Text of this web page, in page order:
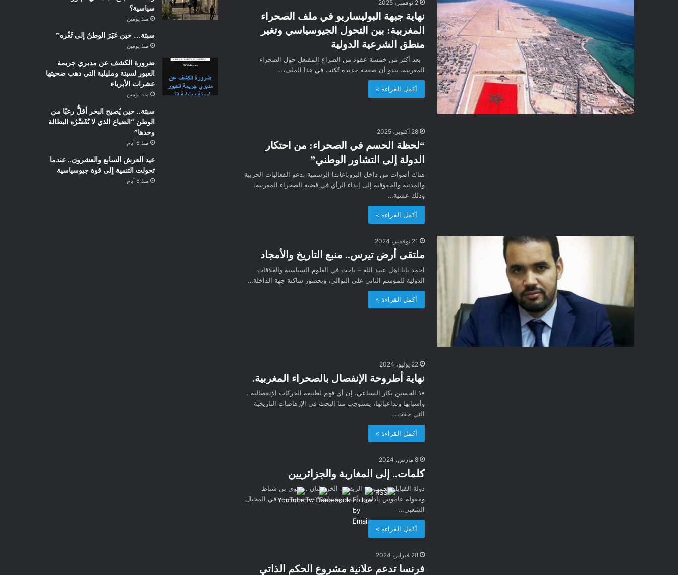
2 نوفمبر، 2025
نهاية جبهة البوليساريو في ملف الصحراء
المغربية: بين التحول الجيوسياسي وتغير
منطق الشرعية الدولية
بعد أكثر من خمسة عقود من الصراع المفتعل حول الصحراء
المغربية، يبدو أن صفحة جديدة تُكتب في هذا الملف،…
أكمل القراءة »
28 أكتوبر، 2025
“لحظة الحسم في الصحراء: من احتكار
الدولة إلى التشاور الوطني”
هناك أصوات من داخل البروباغاندا الرسمية تدعو الفعاليات الحزبية
والمدنية والحقوقية إلى إبداء الرأي في قضية الصحراء المغربية،
وذلك عشية…
أكمل القراءة »
21 نوفمبر، 2024
ملتقى أرض تيرس.. منبع التاريخ والأمجاد
احمد بابا اهل عبيد الله – باحث في العلوم السياسية والعلاقات
الدولية للموسم الثاني على التوالي، وبحضور ساكنة جهة الداخلة…
أكمل القراءة »
22 يوليو، 2024
نهاية أطروحة الإنفصال بالصحراء المغربية.
•ذ.الحسين بكار السباعي. إن أي فهم لطبيعة الحركات الإنفصالية ،
وأسبابها وتداعياتها، يستوجب منا البحث في الإرهاصات التاريخية
التي حفت…
أكمل القراءة »
8 مارس، 2024
كلمات.. إلى المغاربة والجزائريين
دولة القبايل وجمهورية الريف .. الخريطتان .. فتوى بن شباط
ومقولة عاموس يادلين ..أحمد ويحمان * —————– في المخيال
الشعبي…
أكمل القراءة »
28 فبراير، 2024
فرنسا تدعم علانية مشروع الحكم الذاتي
سياسية؟
منذ يومين
سبتة… حين عَبَرَ الوطنُ إلى ثَغْره”
منذ يومين
ضرورة الكشف عن مدبري جريمة
العبور لسبتة ومليلية التي دهب ضحيتها
عشرات الأبرياء
منذ يومين
سبتة.. حين يُصبح البحر أقلُّ رعبًا من
الوطن “الضياع الذي لا تُفَسِّرُه البطالة
وحدها”
منذ 6 أيام
عيد العرش السابع والعشرون.. عندما
تحولت التنمية إلى قوة جيوسياسية
منذ 6 أيام